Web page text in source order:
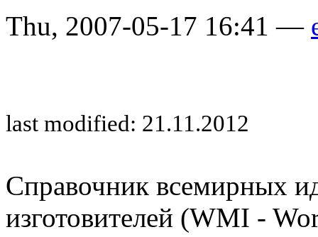
Thu, 2007-05-17 16:41 —
last modified: 21.11.2012
Справочник всемирных
изготовителей (WMI -